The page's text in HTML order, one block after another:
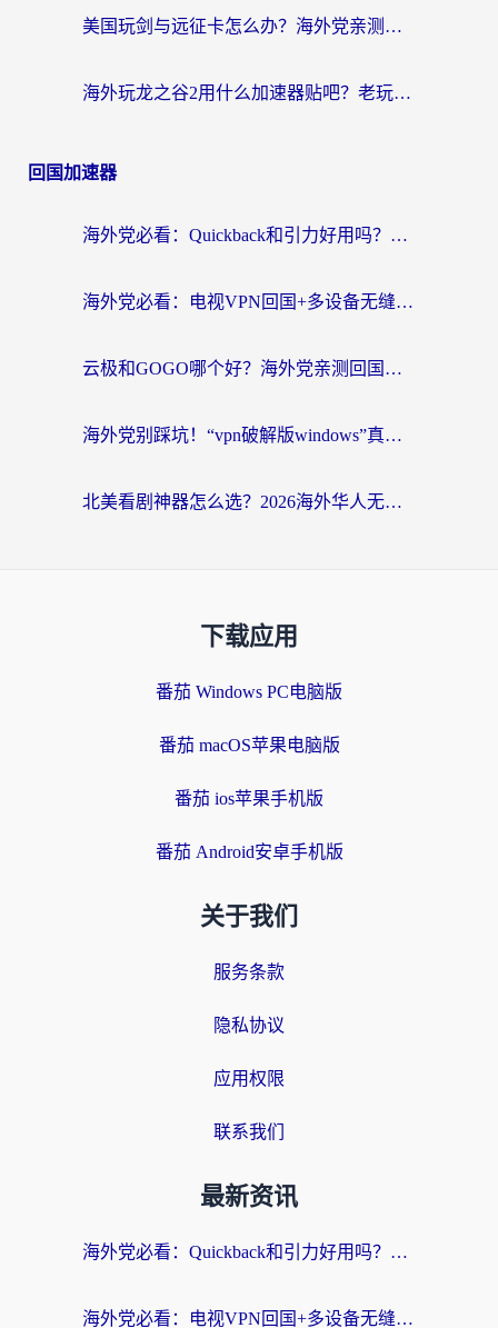
美国玩剑与远征卡怎么办？海外党亲测有效的国服游戏加速指南
海外玩龙之谷2用什么加速器贴吧？老玩家实测推荐，附新加坡猎魂觉醒国外剑与远征加速攻略
回国加速器
海外党必看：Quickback和引力好用吗？3分钟搞懂回国加速器怎么选
海外党必看：电视VPN回国+多设备无缝访问国内资源的实用指南
云极和GOGO哪个好？海外党亲测回国加速器选择指南（附iOS免费&Windows VPN实用技巧）
海外党别踩坑！“vpn破解版windows”真的能用？教你选对回国加速器无缝刷国内资源
北美看剧神器怎么选？2026海外华人无缝访问国内资源全攻略
下载应用
番茄 Windows PC电脑版
番茄 macOS苹果电脑版
番茄 ios苹果手机版
番茄 Android安卓手机版
关于我们
服务条款
隐私协议
应用权限
联系我们
最新资讯
海外党必看：Quickback和引力好用吗？3分钟搞懂回国加速器怎么选
海外党必看：电视VPN回国+多设备无缝访问国内资源的实用指南